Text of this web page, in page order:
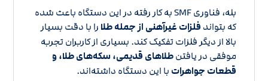
بله، فناوری SMF به کار رفته در این دستگاه باعث شده
که بتواند فلزات غیرآهنی از جمله طلا را با دقت بسیار
بالا از دیگر فلزات تفکیک کند. بسیاری از کاربران تجربه
موفقی در یافتنطلاهای قدیمی، سکه‌های طلا، و
قطعات جواهرات با این دستگاه داشته‌اند.